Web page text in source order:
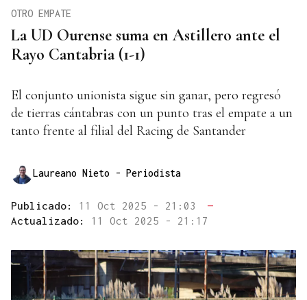
La UD Ourense suma en Astillero ante el
Rayo Cantabria (1-1)
OTRO EMPATE
El conjunto unionista sigue sin ganar, pero regresó
de tierras cántabras con un punto tras el empate a un
tanto frente al filial del Racing de Santander
Laureano Nieto - Periodista
Publicado: 11 Oct 2025 - 21:03
—
Actualizado: 11 Oct 2025 - 21:17